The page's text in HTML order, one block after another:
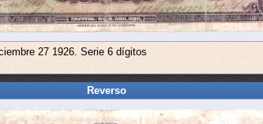
27 1926. Serie 6 dígitos
Reverso